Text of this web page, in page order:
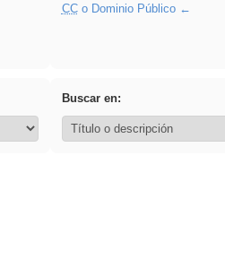
CCo Dominio Público
Buscar en: